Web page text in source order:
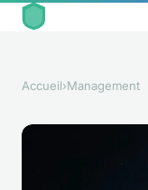
Accueil›Management